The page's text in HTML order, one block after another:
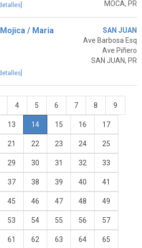
MOCA, PR
/ Maria
SAN JUAN
Ave Barbosa Esq
Ave Piñero
SAN JUAN, PR
4 5 6 7 8 9
13 14 15 16 17
21 22 23 24 25
29 30 31 32 33
37 38 39 40 41
45 46 47 48 49
53 54 55 56 57
61 62 63 64 65